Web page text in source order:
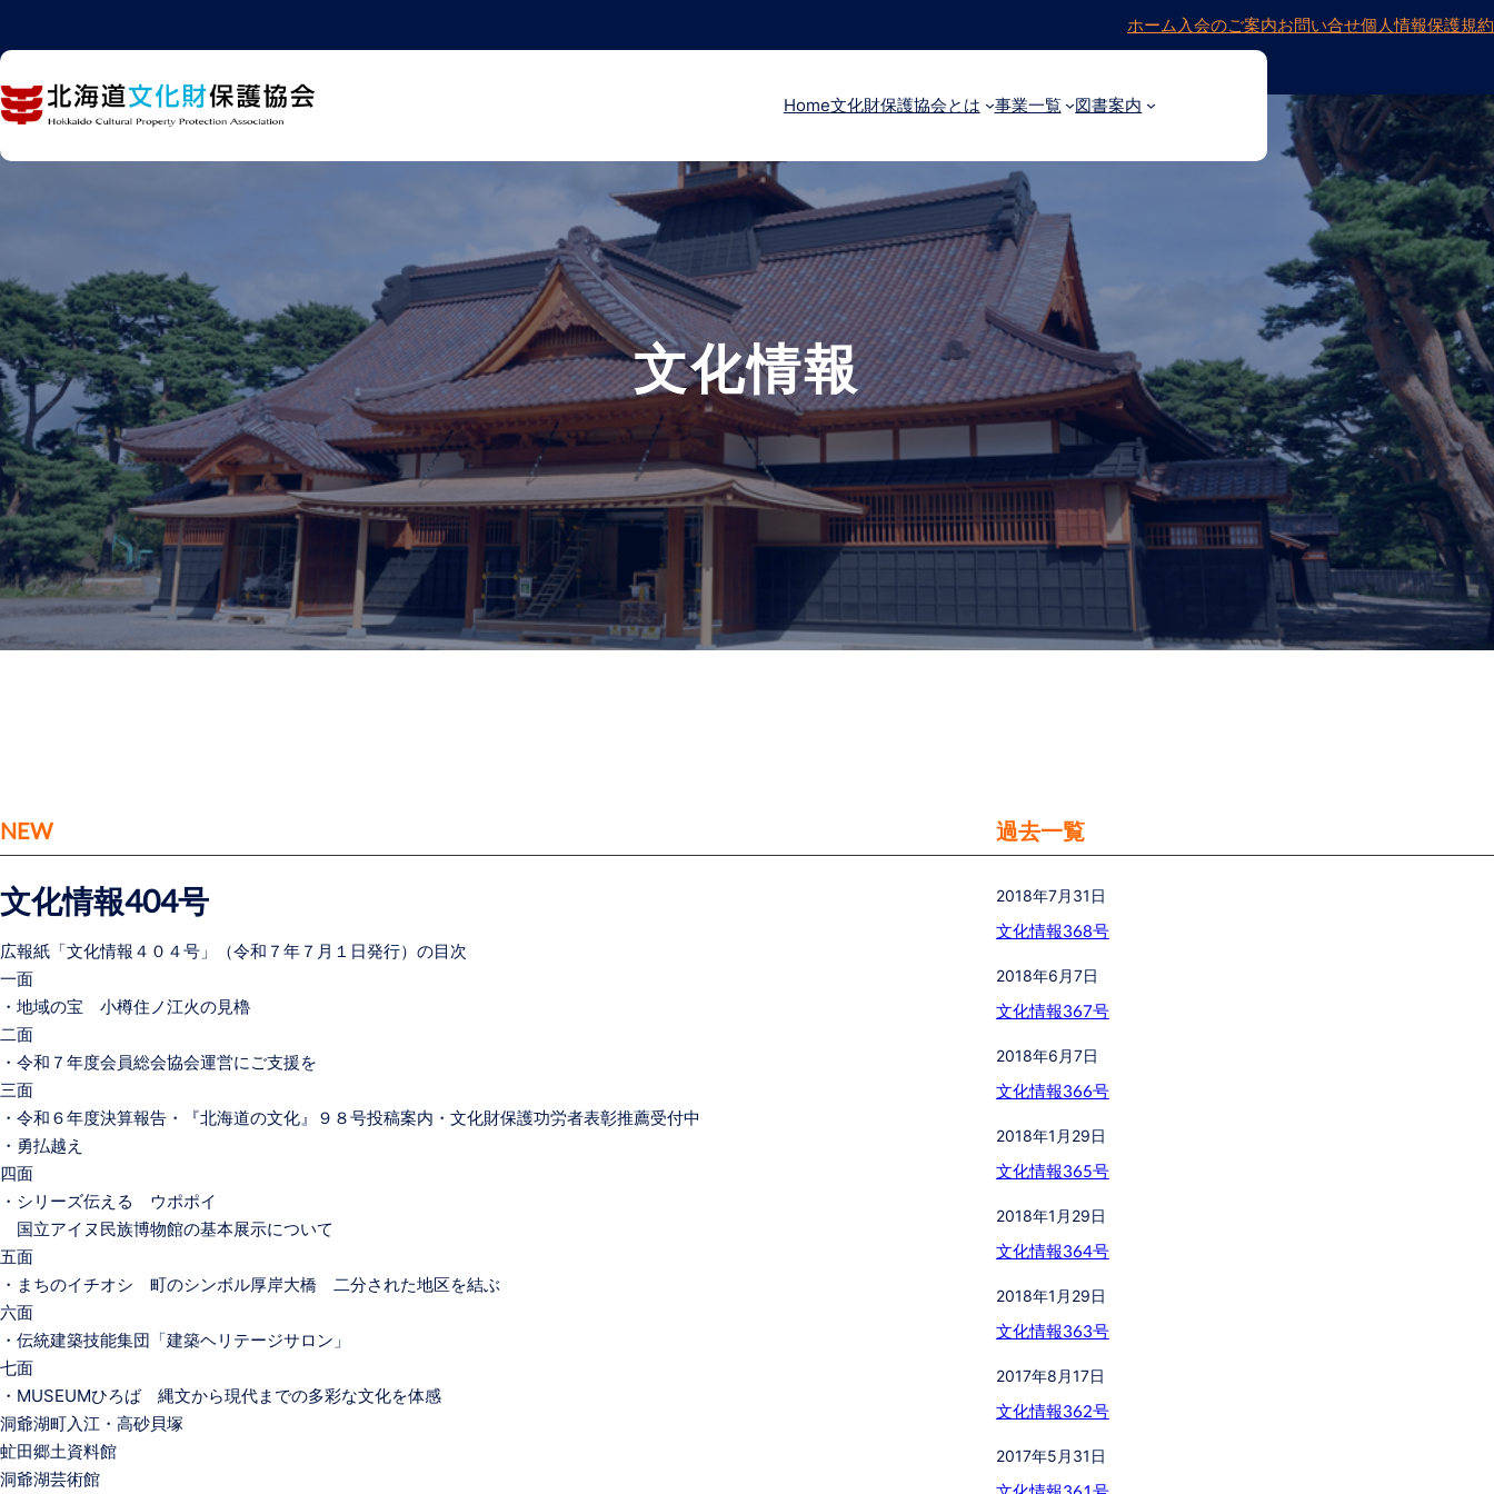
ス
キ
ッ
ホーム入会のご案内お問い合せ個人情報保護規約
Home文化財保護協会とは 事業一覧 図書案内
文化情報
NEW
文化情報404号
広報紙「文化情報４０４号」（令和７年７月１日発行）の目次
一面
・地域の宝 小樽住ノ江火の見櫓
二面
・令和７年度会員総会協会運営にご支援を
三面
・令和６年度決算報告・『北海道の文化』９８号投稿案内・文化財保護功労者表彰推薦受付中
・勇払越え
四面
・シリーズ伝える ウポポイ
国立アイヌ民族博物館の基本展示について
五面
・まちのイチオシ 町のシンボル厚岸大橋 二分された地区を結ぶ
六面
・伝統建築技能集団「建築ヘリテージサロン」
七面
・MUSEUMひろば 縄文から現代までの多彩な文化を体感
洞爺湖町入江・高砂貝塚
虻田郷土資料館
洞爺湖芸術館
過去一覧
2018年7月31日
文化情報368号
2018年6月7日
文化情報367号
2018年6月7日
文化情報366号
2018年1月29日
文化情報365号
2018年1月29日
文化情報364号
2018年1月29日
文化情報363号
2017年8月17日
文化情報362号
2017年5月31日